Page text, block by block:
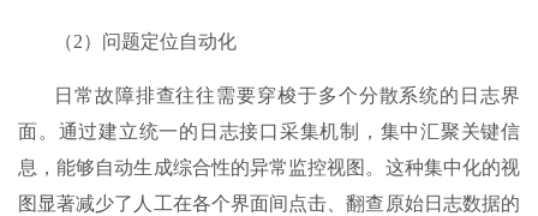
（2）问题定位自动化
日常故障排查往往需要穿梭于多个分散系统的日志界
面。通过建立统一的日志接口采集机制，集中汇聚关键信
息，能够自动生成综合性的异常监控视图。这种集中化的视
图显著减少了人工在各个界面间点击、翻查原始日志数据的